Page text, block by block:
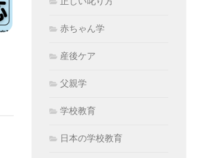
赤ちゃん学
産後ケア
父親学
学校教育
日本の学校教育